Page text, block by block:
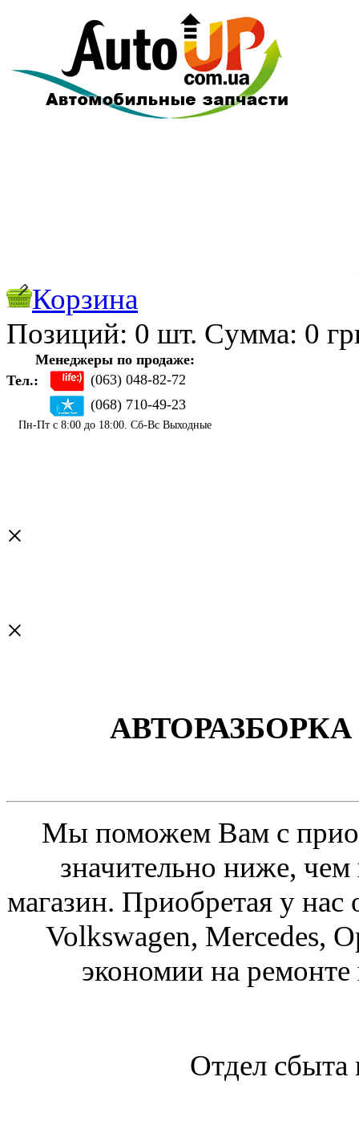
Корзина
Позиций: 0 шт. Cуммa: 0
Менеджеры по продаже:
Тел.:
(063) 048-82-72
(068) 710-49-23
Пн-Пт с 8:00 до 18:00. Сб-Вс Выходные
×
×
Мы поможем Вам с
значительно ниже,
магазин. Приобретая у нас
Volkswagen, Mercedes,
экономии на
Отдел сбыта